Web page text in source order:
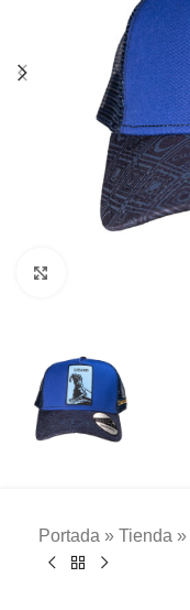
Portada » Tienda »